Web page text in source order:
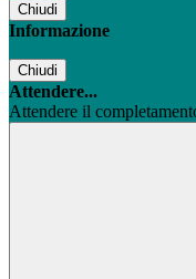
Chiudi
Informazione
Chiudi
Attendere...
Attendere il